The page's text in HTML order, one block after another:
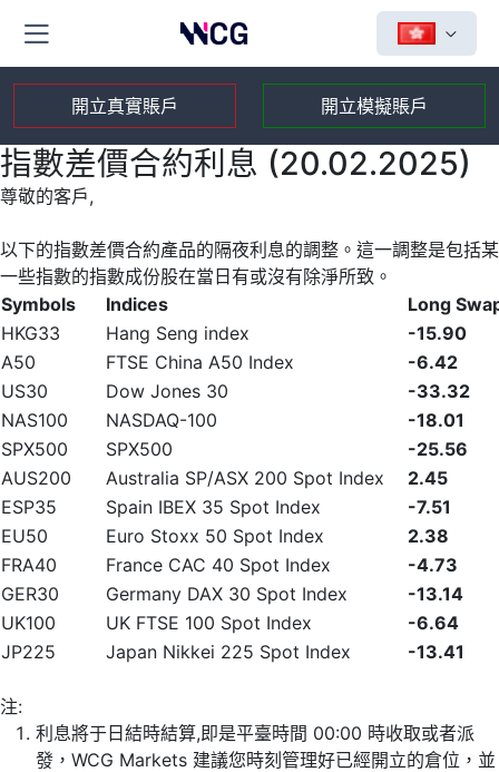
開立真實賬戶 開立模擬賬戶
指數差價合約利息 (20.02.2025)
尊敬的客戶,
以下的指數差價合約產品的隔夜利息的調整。這一調整是包括某
一些指數的指數成份股在當日有或沒有除淨所致。
Symbols
Indices
Long
HKG33
Hang Seng index
-15.90
A50
FTSE China A50 Index
-6.42
US30
Dow Jones 30
-33.32
NAS100
NASDAQ-100
-18.01
SPX500
SPX500
-25.56
AUS200
Australia SP/ASX 200 Spot Index
2.45
ESP35
Spain IBEX 35 Spot Index
-7.51
EU50
Euro Stoxx 50 Spot Index
2.38
FRA40
France CAC 40 Spot Index
-4.73
GER30
Germany DAX 30 Spot Index
-13.14
UK100
UK FTSE 100 Spot Index
-6.64
JP225
Japan Nikkei 225 Spot Index -13.41
注:
利息將于日結時結算,即是平臺時間 00:00 時收取或者派
發，WCG Markets 建議您時刻管理好已經開立的倉位，並